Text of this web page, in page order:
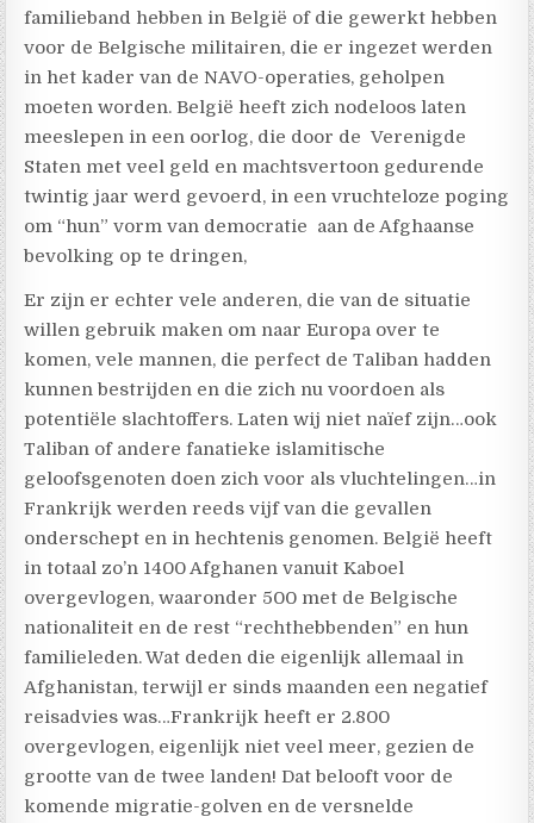
familieband hebben in België of die gewerkt hebben
voor de Belgische militairen, die er ingezet werden
in het kader van de NAVO-operaties, geholpen
moeten worden. België heeft zich nodeloos laten
meeslepen in een oorlog, die door de Verenigde
Staten met veel geld en machtsvertoon gedurende
twintig jaar werd gevoerd, in een vruchteloze poging
om “hun” vorm van democratie aan de Afghaanse
bevolking op te dringen,
Er zijn er echter vele anderen, die van de situatie
willen gebruik maken om naar Europa over te
komen, vele mannen, die perfect de Taliban hadden
kunnen bestrijden en die zich nu voordoen als
potentiële slachtoffers. Laten wij niet naïef zijn…ook
Taliban of andere fanatieke islamitische
geloofsgenoten doen zich voor als vluchtelingen…in
Frankrijk werden reeds vijf van die gevallen
onderschept en in hechtenis genomen. België heeft
in totaal zo’n 1400 Afghanen vanuit Kaboel
overgevlogen, waaronder 500 met de Belgische
nationaliteit en de rest “rechthebbenden” en hun
familieleden. Wat deden die eigenlijk allemaal in
Afghanistan, terwijl er sinds maanden een negatief
reisadvies was…Frankrijk heeft er 2.800
overgevlogen, eigenlijk niet veel meer, gezien de
grootte van de twee landen! Dat belooft voor de
komende migratie-golven en de versnelde